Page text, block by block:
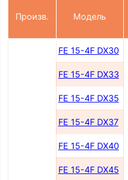
Произв. Модель
FE 15-4F DX30
FE 15-4F DX33
FE 15-4F DX35
FE 15-4F DX37
FE 15-4F DX40
FE 15-4F DX45